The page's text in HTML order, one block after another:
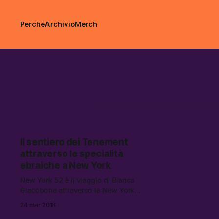
PerchéArchivioMerch
Il sentiero dei Tenement
attraverso le specialità
ebraiche a New York
New York 52 è il viaggio di Bianca
Giacobone attraverso la New York
secolo.
24 mar 2018